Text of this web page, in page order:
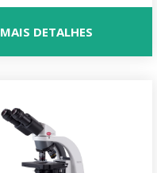
MAIS DETALHES